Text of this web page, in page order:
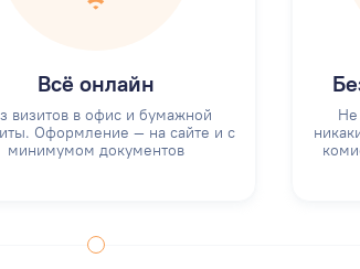
Всё онлайн
визитов в офис и бумажной
Оформление — на сайте и с
минимумом документов
Не